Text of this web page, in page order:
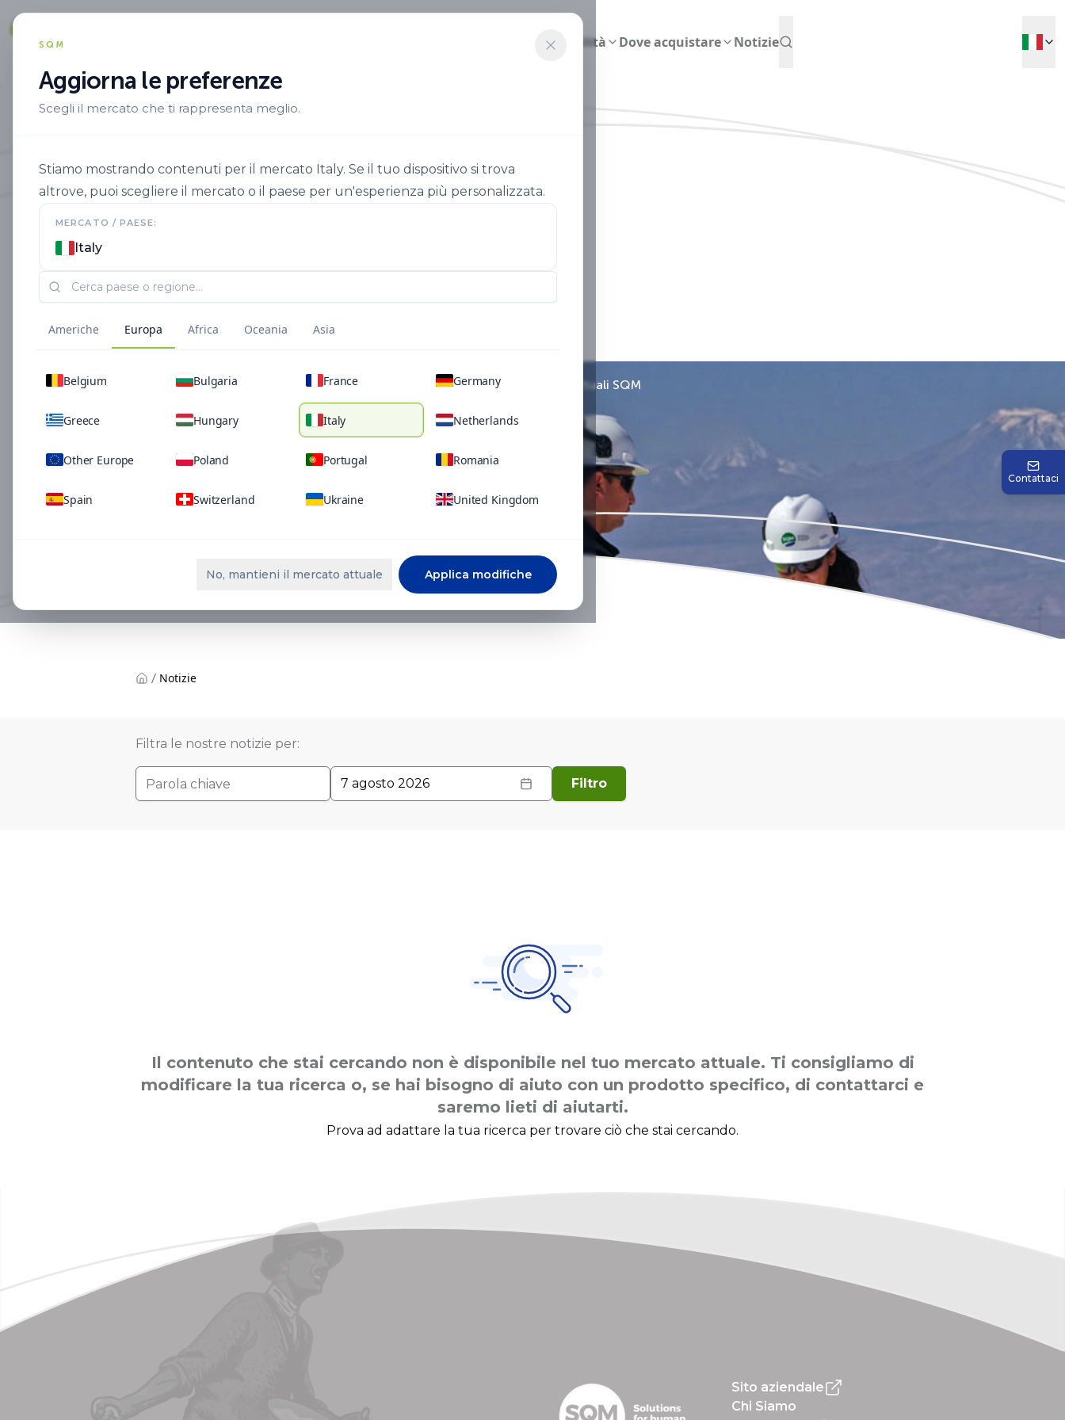
SQM
Aggiorna le preferenze
Scegli il mercato che ti rappresenta meglio.
Stiamo mostrando contenuti per il mercato Italy. Se il tuo dispositivo si trova
altrove, puoi scegliere il mercato o il paese per un'esperienza più personalizzata.
MERCATO / PAESE:
Italy
Americhe Europa Africa Oceania Asia
Belgium Bulgaria France Germany
Greece Hungary Italy Netherlands
Other Europe Poland Portugal Romania
Spain Switzerland Ukraine United Kingdom
No, mantieni il mercato attuale Applica modifiche
Sostenibilità Dove acquistare Notizie
Notizie
Ultime notizie ed eventi attuali SQM
Notizie
Filtra le nostre notizie per:
7 agosto 2026 Filtro
Il contenuto che stai cercando non è disponibile nel tuo mercato attuale. Ti consigliamo di
modificare la tua ricerca o, se hai bisogno di aiuto con un prodotto specifico, di contattarci e
saremo lieti di aiutarti.
Prova ad adattare la tua ricerca per trovare ciò che stai cercando.
Contattaci
Sito aziendale
Chi Siamo